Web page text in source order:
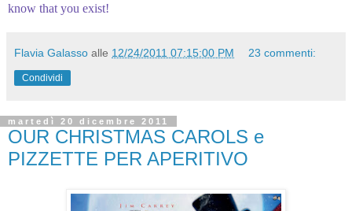
know that you exist!
Flavia Galasso alle 12/24/2011 07:15:00 PM 23 commenti:
Condividi
martedì 20 dicembre 2011
OUR CHRISTMAS CAROLS e
PIZZETTE PER APERITIVO